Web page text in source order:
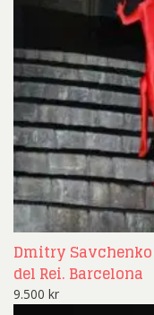
Dmitry
del Rei. Barcelona
9.500 kr